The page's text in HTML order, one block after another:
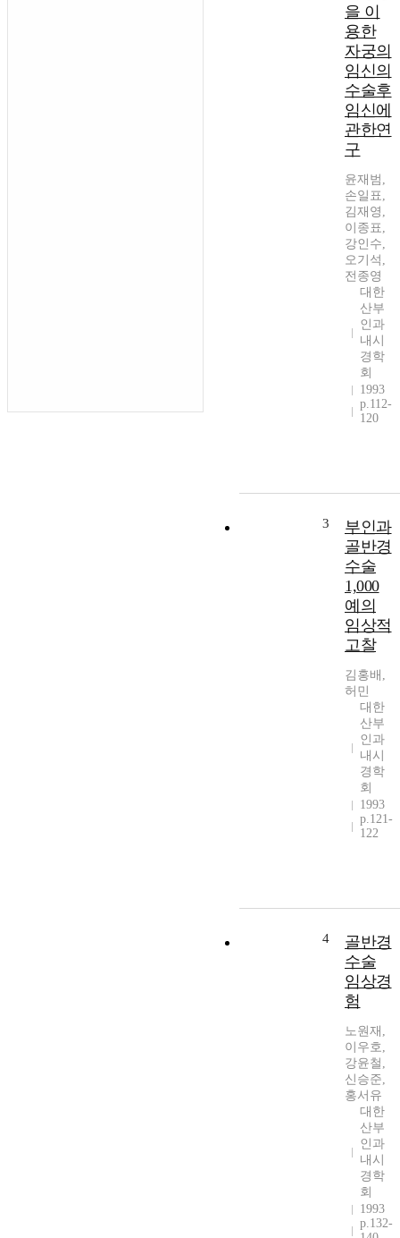
을 이
용한
자궁의
임신의
수술후
임신에
관한연
구
윤재범,
손일표,
김재영,
이종표,
강인수,
오기석,
전종영
대한
산부
인과
내시
경학
회
1993
p.112-
120
3
부인과
골반경
수술
1,000
예의
임상적
고찰
김홍배,
허민
대한
산부
인과
내시
경학
회
1993
p.121-
122
4
골반경
수술
임상경
험
노원재,
이우호,
강윤철,
신승준,
홍서유
대한
산부
인과
내시
경학
회
1993
p.132-